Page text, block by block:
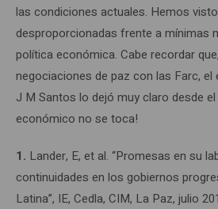
las condiciones actuales. Hemos
desproporcionadas frente a mínimas
política económica. Cabe recordar
negociaciones de paz con las Farc,
J M Santos lo dejó muy claro desde el
económico no se toca!
1. Lander, E, et al. “Promesas en su
continuidades en los gobiernos
Latina”, IE, Cedla, CIM, La Paz, julio